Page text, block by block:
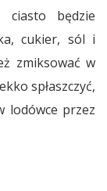
ciasto będzie
cukier, sól i
zmiksować w
spłaszczyć,
lodówce przez